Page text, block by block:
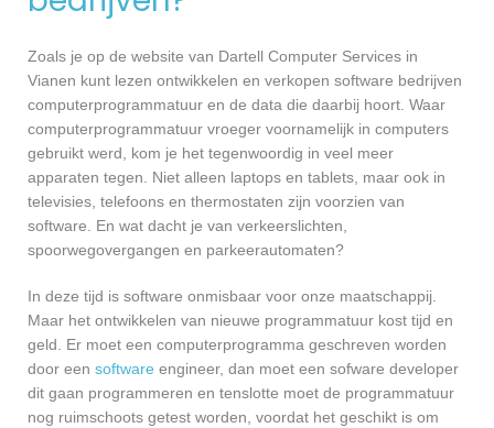
Zoals je op de website van Dartell Computer Services in
Vianen kunt lezen ontwikkelen en verkopen software bedrijven
computerprogrammatuur en de data die daarbij hoort. Waar
computerprogrammatuur vroeger voornamelijk in computers
gebruikt werd, kom je het tegenwoordig in veel meer
apparaten tegen. Niet alleen laptops en tablets, maar ook in
televisies, telefoons en thermostaten zijn voorzien van
software. En wat dacht je van verkeerslichten,
spoorwegovergangen en parkeerautomaten?
In deze tijd is software onmisbaar voor onze maatschappij.
Maar het ontwikkelen van nieuwe programmatuur kost tijd en
geld. Er moet een computerprogramma geschreven worden
door een software engineer, dan moet een sofware developer
dit gaan programmeren en tenslotte moet de programmatuur
nog ruimschoots getest worden, voordat het geschikt is om